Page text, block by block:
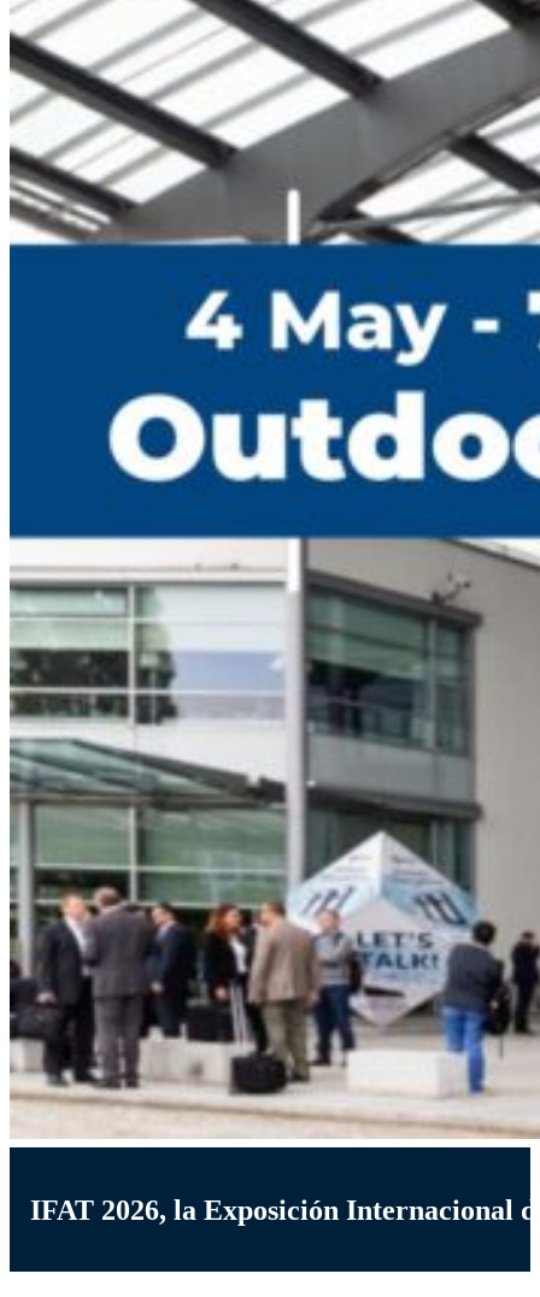
IFAT 2026, la Exposición Internacional